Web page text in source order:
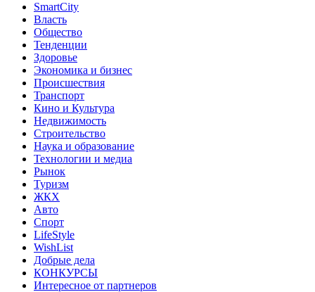
SmartCity
Власть
Общество
Тенденции
Здоровье
Экономика и бизнес
Происшествия
Транспорт
Кино и Культура
Недвижимость
Строительство
Наука и образование
Технологии и медиа
Рынок
Туризм
ЖКХ
Авто
Спорт
LifeStyle
WishList
Добрые дела
КОНКУРСЫ
Интересное от партнеров